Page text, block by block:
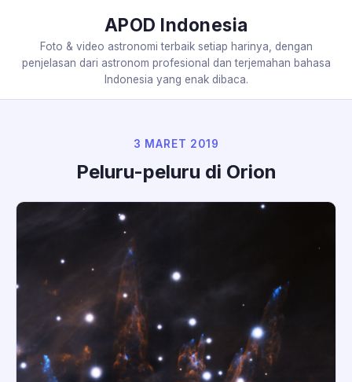
APOD Indonesia
Foto & video astronomi terbaik setiap harinya, dengan
penjelasan dari astronom profesional dan terjemahan bahasa
Indonesia yang enak dibaca.
3 MARET 2019
Peluru-peluru di Orion